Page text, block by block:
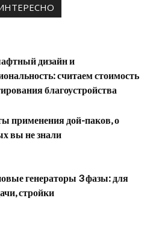
дизайн и
считаем стоимость
благоустройства
применения дой-паков, о
вы не знали
генераторы 3 фазы: для
стройки